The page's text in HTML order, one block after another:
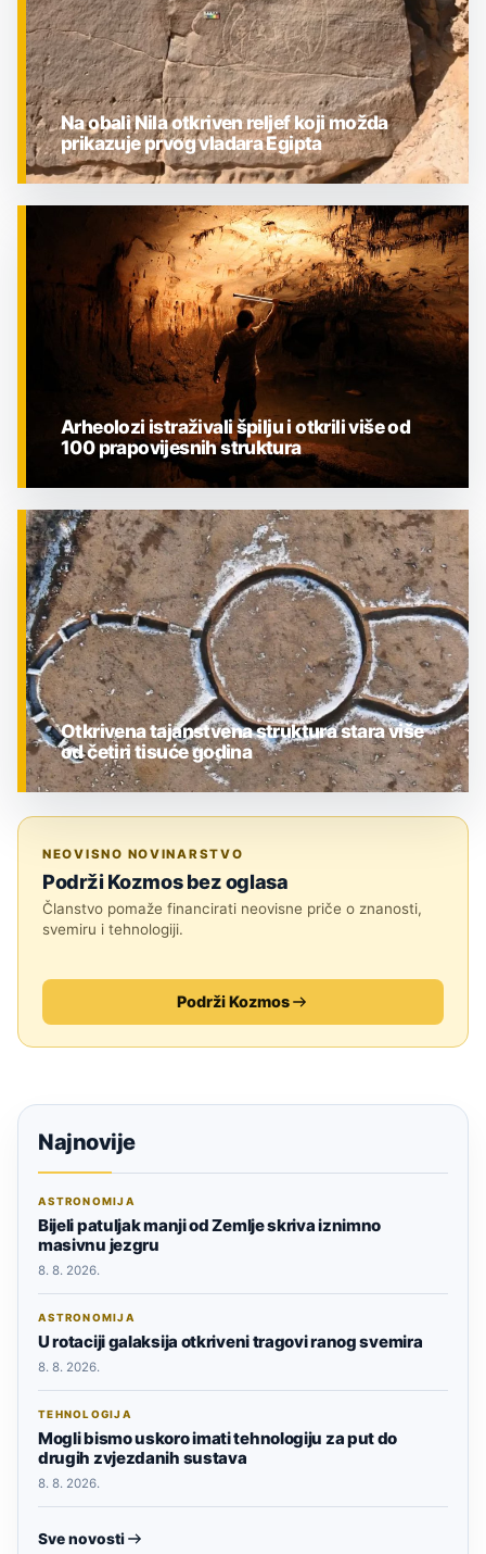
ZNANOST
Na obali Nila otkriven reljef koji možda
prikazuje prvog vladara Egipta
ZNANOST
Arheolozi istraživali špilju i otkrili više od
100 prapovijesnih struktura
Otkrivena tajanstvena struktura stara više
od četiri tisuće godina
NEOVISNO NOVINARSTVO
Podrži Kozmos bez oglasa
Članstvo pomaže financirati neovisne priče o znanosti,
svemiru i tehnologiji.
Podrži Kozmos
Najnovije
ASTRONOMIJA
Bijeli patuljak manji od Zemlje skriva iznimno
masivnu jezgru
8. 8. 2026.
ASTRONOMIJA
U rotaciji galaksija otkriveni tragovi ranog svemira
8. 8. 2026.
TEHNOLOGIJA
Mogli bismo uskoro imati tehnologiju za put do
drugih zvjezdanih sustava
8. 8. 2026.
Sve novosti